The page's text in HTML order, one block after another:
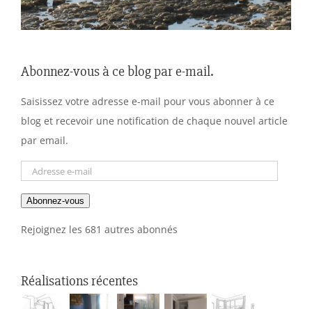
Abonnez-vous à ce blog par e-mail.
Saisissez votre adresse e-mail pour vous abonner à ce
blog et recevoir une notification de chaque nouvel article
par email.
Adresse
mail
Abonnez-vous
Rejoignez les 681 autres abonnés
Réalisations récentes